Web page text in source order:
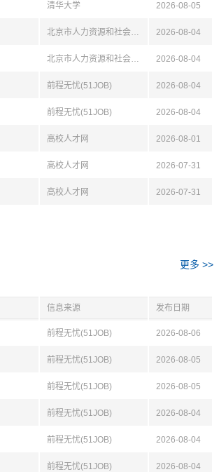
清华大学 2026-08-05
北京市人力资源和社会保障局 2026-08-04
北京市人力资源和社会保障局 2026-08-04
前程无忧(51JOB) 2026-08-04
前程无忧(51JOB) 2026-08-04
高校人才网 2026-08-01
高校人才网 2026-07-31
高校人才网 2026-07-31
更多 >>
信息来源 发布日期
前程无忧(51JOB) 2026-08-06
前程无忧(51JOB) 2026-08-05
前程无忧(51JOB) 2026-08-05
前程无忧(51JOB) 2026-08-04
前程无忧(51JOB) 2026-08-04
前程无忧(51JOB) 2026-08-04